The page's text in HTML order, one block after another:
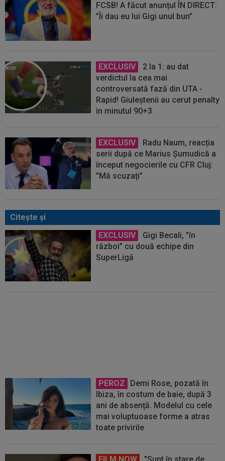
FCSB! A făcut anunțul ÎN DIRECT:
”Îi dau eu lui Gigi unul bun”
EXCLUSIV
2 la 1: au dat
verdictul la cea mai
controversată fază din UTA -
Rapid! Giuleștenii au cerut penalty
în minutul 90+3
EXCLUSIV
Radu Naum, reacția
serii după ce Marius Șumudică a
început negocierile cu CFR Cluj:
”Mă scuzați”
Citeşte şi
EXCLUSIV
Gigi Becali, ”în
război” cu două echipe din
SuperLigă
PEROZ
Demi Rose, pozată în
Ibiza, în costum de baie, după 3
ani de absență. Modelul cu cele
mai voluptuoase forme a atras
toate privirile